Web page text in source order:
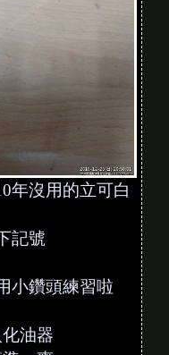
年沒用的立可白